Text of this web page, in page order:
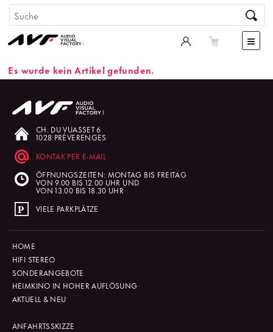
Es wurde kein Artikel gefunden.
CH. DU VUASSET 6
1028 PRÉVERENGES
KONTAK PER E-MAIL
ÖFFNUNGSZEITEN: MONTAG BIS FREITAG
VON 9.00 BIS 12.00 UHR UND
VON 13.00 BIS 18.30 UHR
VIELE PARKPLÄTZE
HOME
HIFI STEREO
SONDERANGEBOTE
HEIMKINO IN HOHER AUFLÖSUNG
AKTUELL & NEU
ANFAHRTSSKIZZE